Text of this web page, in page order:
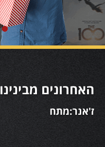
האחרונים מבינינו
ז'אנר:מתח